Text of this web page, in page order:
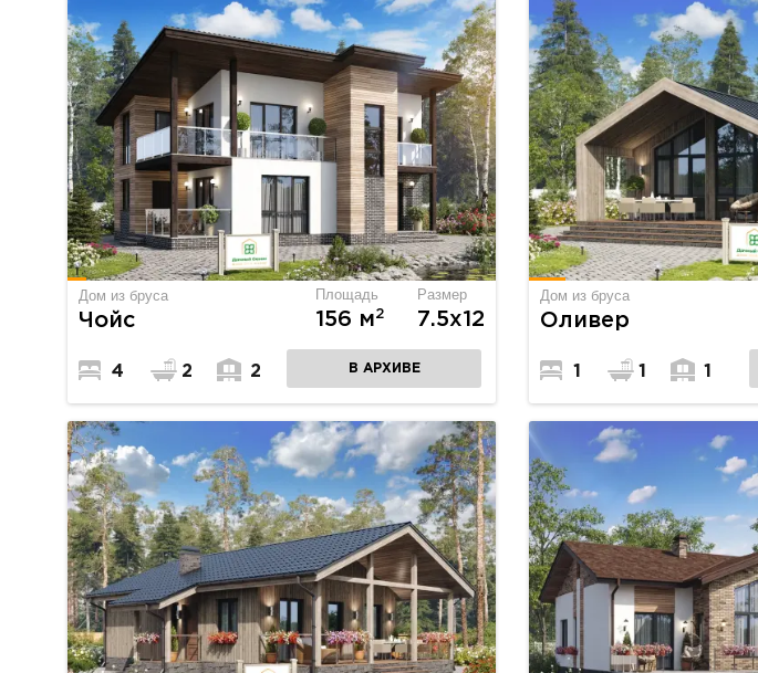
Дом из бруса
Чойс
Площадь
156 м2
Размер
7.5х12
4 2 2 В АРХИВЕ
Дом из бруса
Оливер
1 1 1